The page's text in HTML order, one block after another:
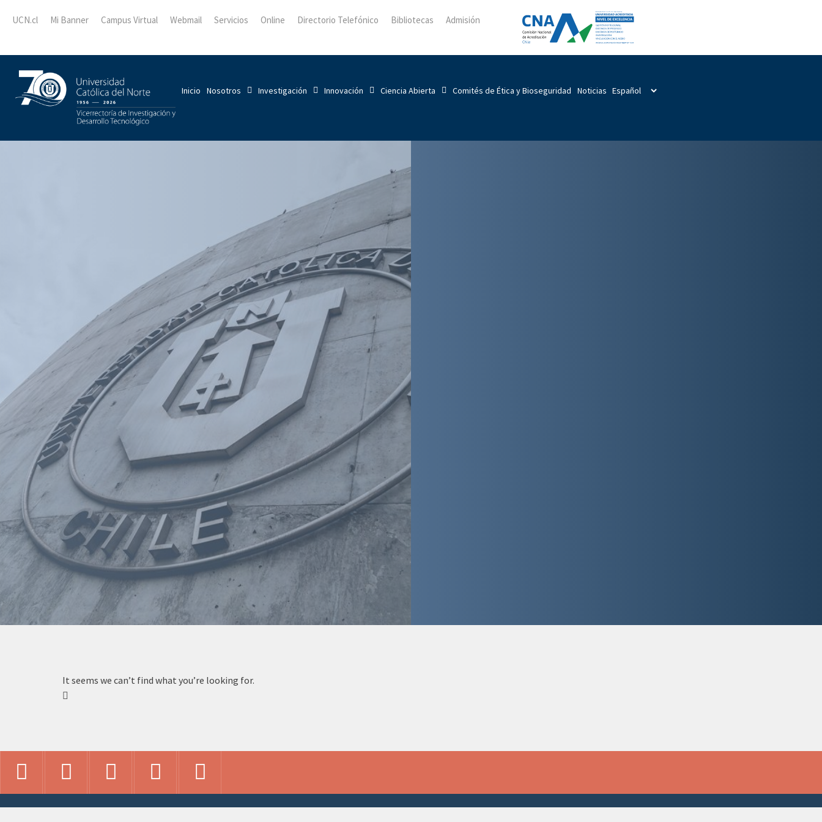
UCN.cl Mi Banner Campus Virtual Webmail Servicios Online Directorio Telefónico Bibliotecas Admisión
Inicio Nosotros Investigación Innovación Ciencia Abierta Comités de Ética y Bioseguridad Noticias
It seems we can’t find what you’re looking for.